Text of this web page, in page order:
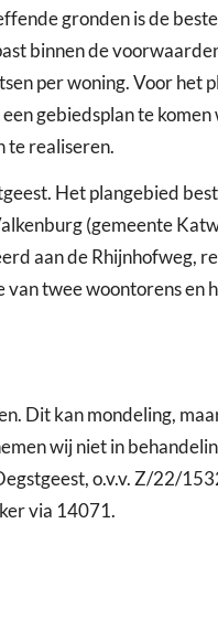
gronden is de
binnen de
per woning. Voor het
gebiedsplan te
te realiseren.
Het plangebied
(gemeente
aan de Rhijnhofweg,
twee woontorens en
Dit kan mondeling,
wij niet in
o.v.v. Z/22/
via 14071.